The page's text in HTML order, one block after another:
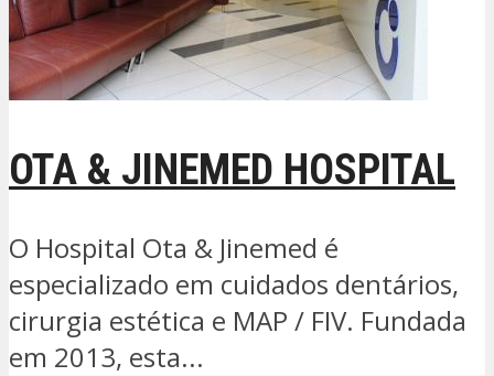
OTA & JINEMED HOSPITAL
O Hospital Ota & Jinemed é
especializado em cuidados dentários,
cirurgia estética e MAP / FIV. Fundada
em 2013, esta...